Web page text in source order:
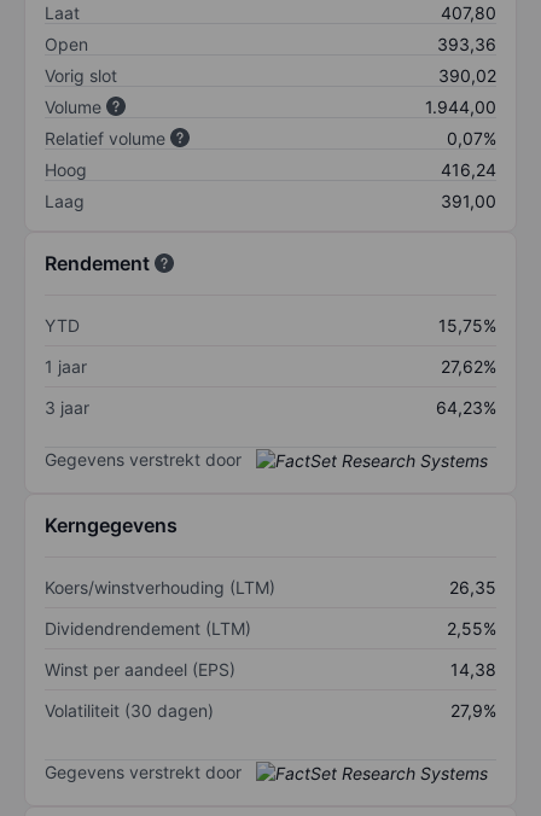
Laat
407,80
Open
393,36
Vorig slot
390,02
Volume
1.944,00
Relatief volume
0,07%
Hoog
416,24
Laag
391,00
Rendement
YTD
15,75%
1 jaar
27,62%
3 jaar
64,23%
Gegevens verstrekt door
Kerngegevens
Koers/winstverhouding (LTM)
26,35
Dividendrendement (LTM)
2,55%
Winst per aandeel (EPS)
14,38
Volatiliteit (30 dagen)
27,9%
Gegevens verstrekt door